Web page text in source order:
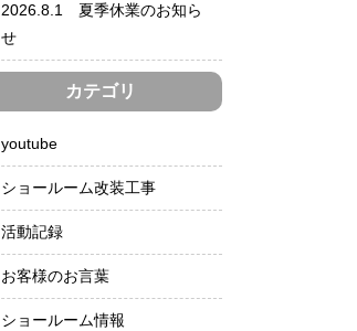
2026.8.1 夏季休業のお知ら
せ
カテゴリ
youtube
ショールーム改装工事
活動記録
お客様のお言葉
ショールーム情報